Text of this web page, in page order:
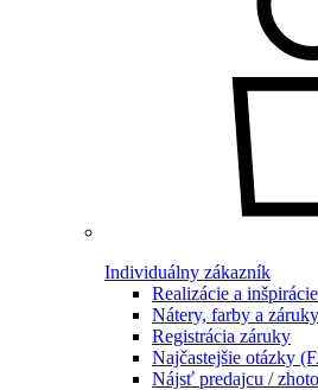
Individuálny zákazník
Realizácie a inšpirácie
Nátery, farby a záruky
Registrácia záruky
Najčastejšie otázky
Nájsť predajcu /